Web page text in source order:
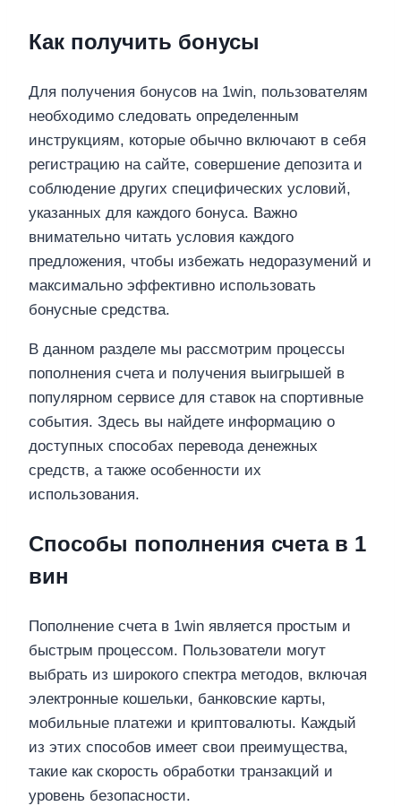
Как получить бонусы
Для получения бонусов на 1win, пользователям
необходимо следовать определенным
инструкциям, которые обычно включают в себя
регистрацию на сайте, совершение депозита и
соблюдение других специфических условий,
указанных для каждого бонуса. Важно
внимательно читать условия каждого
предложения, чтобы избежать недоразумений и
максимально эффективно использовать
бонусные средства.
В данном разделе мы рассмотрим процессы
пополнения счета и получения выигрышей в
популярном сервисе для ставок на спортивные
события. Здесь вы найдете информацию о
доступных способах перевода денежных
средств, а также особенности их
использования.
Способы пополнения счета в 1
вин
Пополнение счета в 1win является простым и
быстрым процессом. Пользователи могут
выбрать из широкого спектра методов, включая
электронные кошельки, банковские карты,
мобильные платежи и криптовалюты. Каждый
из этих способов имеет свои преимущества,
такие как скорость обработки транзакций и
уровень безопасности.